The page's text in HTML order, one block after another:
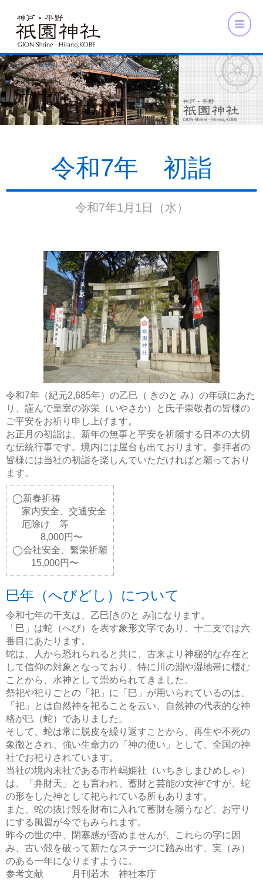
令和7年 初詣
令和7年1月1日（水）
令和7年（紀元2,685年）の乙巳（ きのと み）の年頭にあた
り、謹んで皇室の弥栄（いやさか）と氏子崇敬者の皆様の
ご平安をお祈り申し上げます。
お正月の初詣は、新年の無事と平安を祈願する日本の大切
な伝統行事です。境内には屋台も出ております。参拝者の
皆様には当社の初詣を楽しんでいただければと願っており
ます。
◯新春祈祷
家内安全、交通安全
厄除け 等
8,000円〜
◯会社安全、繁栄祈願
15,000円〜
巳年（へびどし）について
令和七年の干支は、乙巳[きのと み]になります。
「巳」は蛇（へび）を表す象形文字であり、十二支では六
番目にあたります。
蛇は、人から恐れられると共に、古来より神秘的な存在と
して信仰の対象となっており、特に川の淵や湿地帯に棲む
ことから、水神として崇められてきました。
祭祀や祀りごとの「祀」に「巳」が用いられているのは、
「祀」とは自然神を祀ることを云い、自然神の代表的な神
格が巳（蛇）でありました。
そして、蛇は常に脱皮を繰り返すことから、再生や不死の
象徴とされ、強い生命力の「神の使い」として、全国の神
社でお祀りされています。
当社の境内末社である市杵嶋姫社（いちきしまひめしゃ）
は、「弁財天」とも言われ、蓄財と芸能の女神ですが、蛇
の形をした神として祀られている所もあります。
また、蛇の抜け殻を財布に入れて蓄財を願うなど、お守り
にする風習が今でもみられます。
昨今の世の中、閉塞感が否めませんが、これらの字に因
み、古い殻を破って新たなステージに踏み出す、実（み）
のある一年になりますように。
参考文献 月刊若木 神社本庁